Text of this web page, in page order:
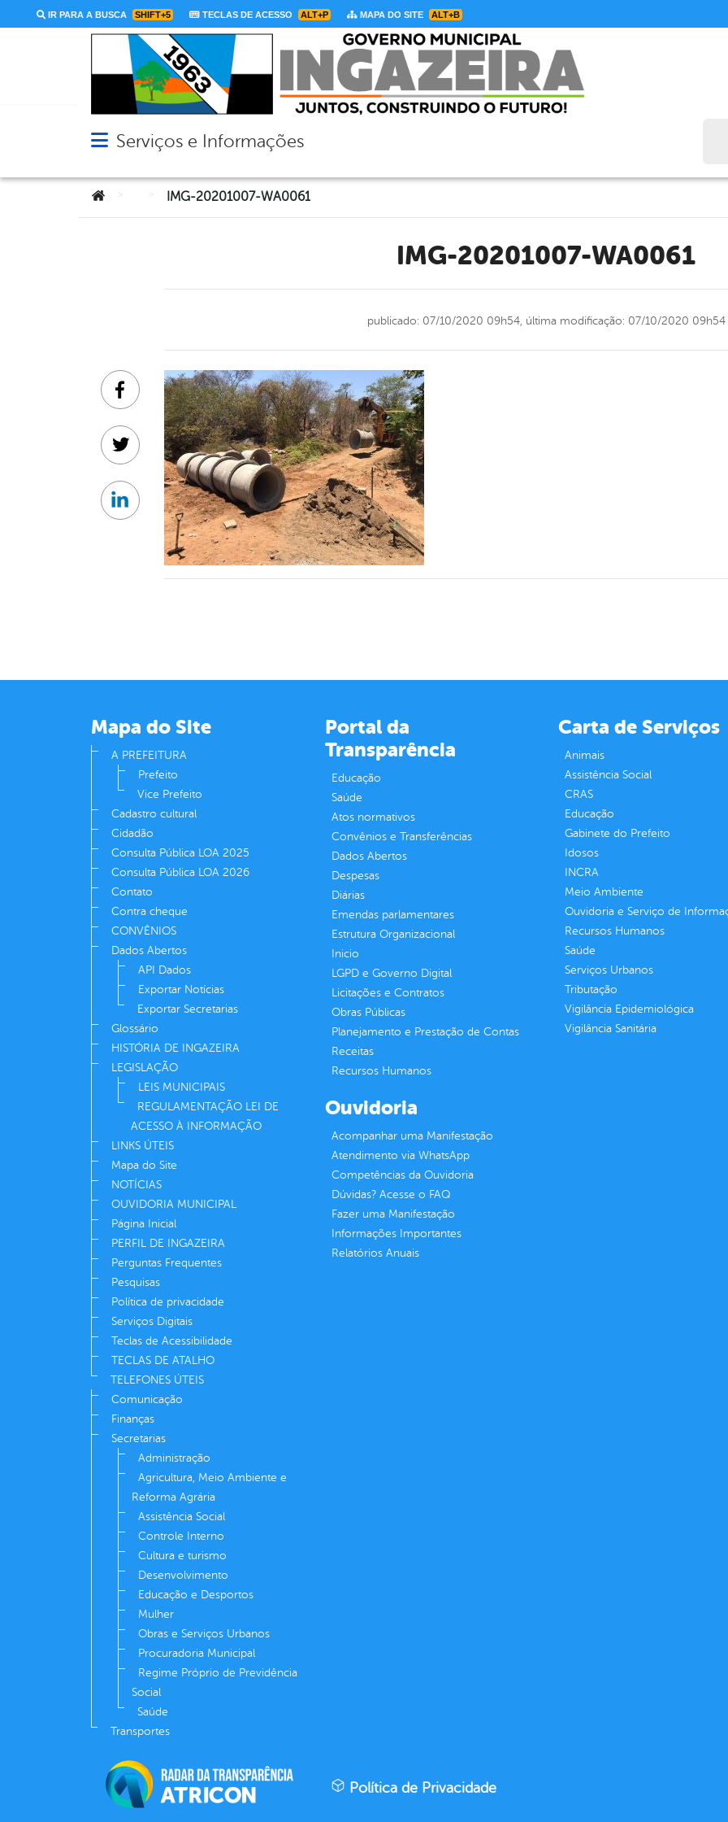
IR PARA A BUSCA SHIFT+5 TECLAS DE ACESSO ALT+P MAPA DO SITE ALT+B
Abrir menu principal de navegação
Serviços e Informações
Você está aqui:IMG-20201007-WA0061
IMG-20201007-WA0061
publicado: 07/10/2020 09h54, última modificação: 07/10/2020 09h54
Facebook
Twitter
Linkedin
Mapa do Site
A PREFEITURA
Prefeito
Vice Prefeito
Cadastro cultural
Cidadão
Consulta Pública LOA 2025
Consulta Pública LOA 2026
Contato
Contra cheque
CONVÊNIOS
Dados Abertos
API Dados
Exportar Notícias
Exportar Secretarias
Glossário
HISTÓRIA DE INGAZEIRA
LEGISLAÇÃO
LEIS MUNICIPAIS
REGULAMENTAÇÃO LEI DE
ACESSO À INFORMAÇÃO
LINKS ÚTEIS
Mapa do Site
NOTÍCIAS
OUVIDORIA MUNICIPAL
Página Inicial
PERFIL DE INGAZEIRA
Perguntas Frequentes
Pesquisas
Política de privacidade
Serviços Digitais
Teclas de Acessibilidade
TECLAS DE ATALHO
TELEFONES ÚTEIS
Comunicação
Finanças
Secretarias
Administração
Agricultura, Meio Ambiente e
Reforma Agrária
Assistência Social
Controle Interno
Cultura e turismo
Desenvolvimento
Educação e Desportos
Mulher
Obras e Serviços Urbanos
Procuradoria Municipal
Regime Próprio de Previdência
Social
Saúde
Transportes
Portal da
Transparência
Educação
Saúde
Atos normativos
Convênios e Transferências
Dados Abertos
Despesas
Diárias
Emendas parlamentares
Estrutura Organizacional
Inicio
LGPD e Governo Digital
Licitações e Contratos
Obras Públicas
Planejamento e Prestação de Contas
Receitas
Recursos Humanos
Carta de Serviços
Animais
Assistência Social
CRAS
Educação
Gabinete do Prefeito
Idosos
INCRA
Meio Ambiente
Ouvidoria e Serviço de
Recursos Humanos
Saúde
Serviços Urbanos
Tributação
Vigilância Epidemiológica
Vigilância Sanitária
Ouvidoria
Acompanhar uma Manifestação
Atendimento via WhatsApp
Competências da Ouvidoria
Dúvidas? Acesse o FAQ
Fazer uma Manifestação
Informações Importantes
Relatórios Anuais
Política de Privacidade